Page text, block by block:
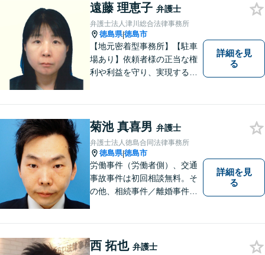
遠藤 理恵子 弁護士
弁護士法人津川総合法律事務所
徳島県|徳島市
【地元密着型事務所】【駐車
場あり】依頼者様の正当な権
利や利益を守り、実現するた
ります。個人・法人問わずあ
らゆる問題に対応可能！
詳細を見
る
菊池 真喜男 弁護士
弁護士法人徳島合同法律事務所
徳島県|徳島市
労働事件（労働者側）、交通
事故事件は初回相談無料。そ
の他、相続事件／離婚事件／
れます。【無料駐車場】
詳細を見
る
西 拓也 弁護士